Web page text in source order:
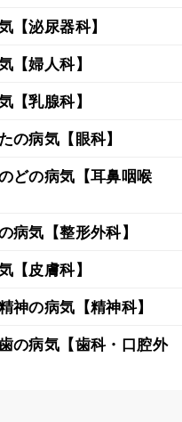
【泌尿器科】
【婦人科】
【乳腺科】
の病気【眼科】
どの病気【耳鼻咽喉
病気【整形外科】
【皮膚科】
神の病気【精神科】
の病気【歯科・口腔外